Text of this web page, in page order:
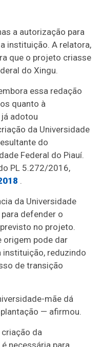
a autorização para
instituição. A relatora,
que o projeto criasse
do Xingu.
essa redação
quanto à
adotou
da Universidade
do
Federal do Piauí.
PL 5.272/2016,
.
da Universidade
defender o
no projeto.
origem pode dar
instituição, reduzindo
de transição
mãe dá
— afirmou.
criação da